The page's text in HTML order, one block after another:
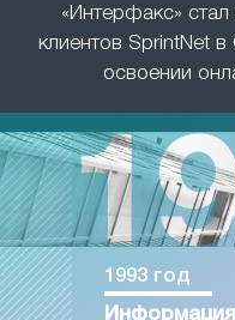
«Интерфакс»
клиентов SprintNet
освоении
1993 год
Информация